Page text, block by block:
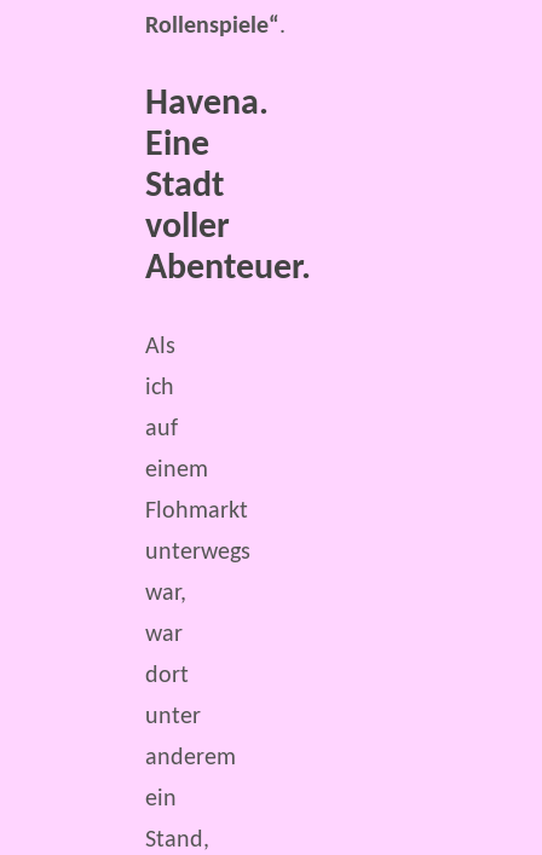
Rollenspiele“.
Havena.
Eine
Stadt
voller
Abenteuer.
Als
ich
auf
einem
Flohmarkt
unterwegs
war,
war
dort
unter
anderem
ein
Stand,